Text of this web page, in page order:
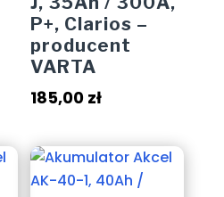
P+, Clarios –
producent
VARTA
185,00 zł